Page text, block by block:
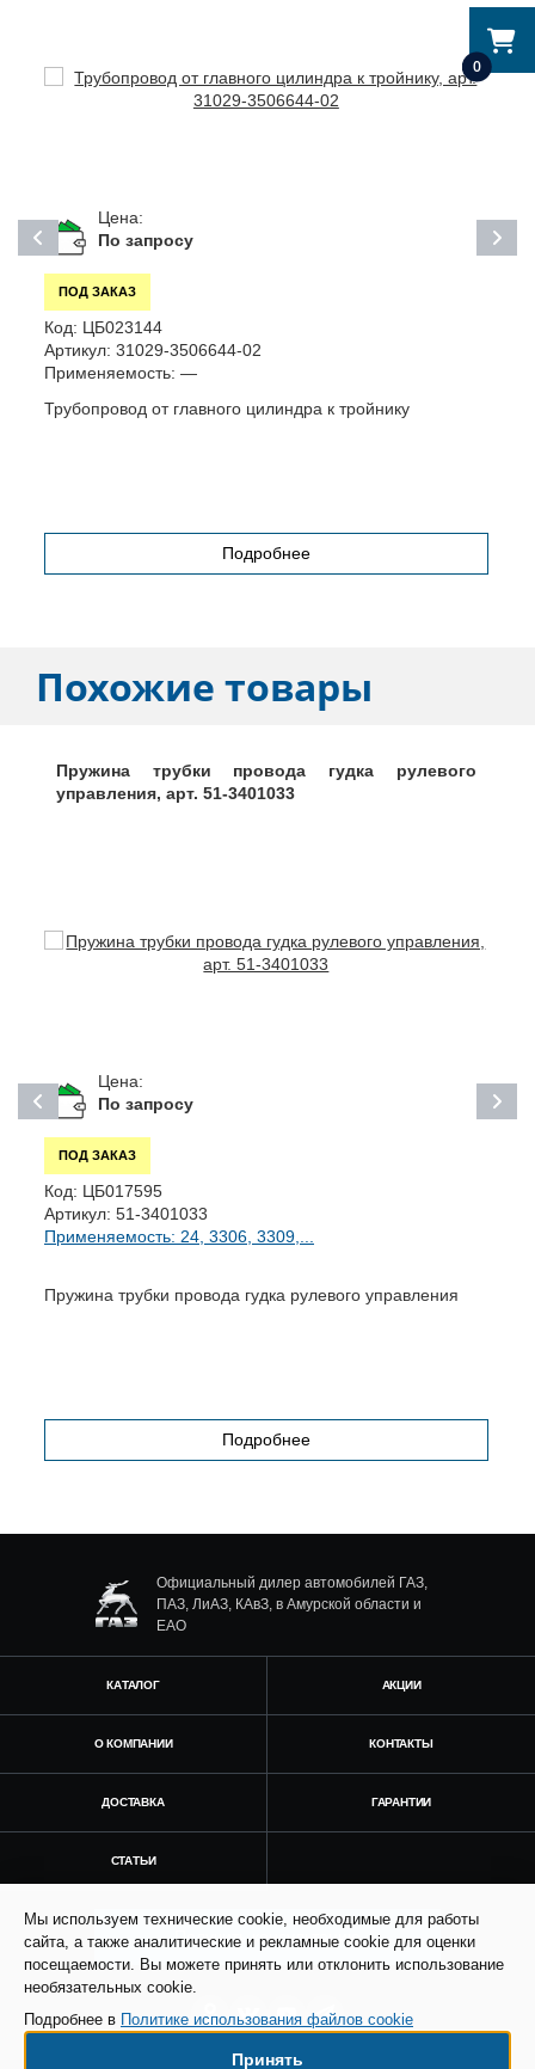
0
Цена:
По запросу
ПОД ЗАКАЗ
Код: ЦБ023144
Артикул: 31029-3506644-02
Применяемость: —
Трубопровод от главного цилиндра к тройнику
Подробнее
Похожие товары
Пружина трубки провода гудка рулевого
управления, арт. 51-3401033
Цена:
По запросу
ПОД ЗАКАЗ
Код: ЦБ017595
Артикул: 51-3401033
Применяемость: 24, 3306, 3309,...
Пружина трубки провода гудка рулевого управления
Подробнее
Официальный дилер автомобилей ГАЗ,
ПАЗ, ЛиАЗ, КАвЗ, в Амурской области и
ЕАО
КАТАЛОГ АКЦИИ
О КОМПАНИИ КОНТАКТЫ
ДОСТАВКА ГАРАНТИИ
СТАТЬИ
Получить консультацию
Мы используем технические cookie, необходимые для работы
сайта, а также аналитические и рекламные cookie для оценки
посещаемости. Вы можете принять или отклонить использование
необязательных cookie.
Подробнее в Политике использования файлов cookie
Принять